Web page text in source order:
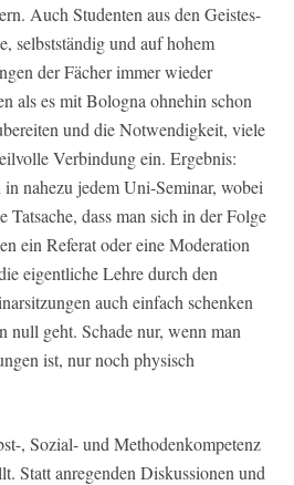
Auch Studenten aus den Geistes-
selbstständig und auf hohem
der Fächer immer wieder
als es mit Bologna ohnehin schon
und die Notwendigkeit, viele
Verbindung ein. Ergebnis:
nahezu jedem Uni-Seminar, wobei
dass man sich in der Folge
ein Referat oder eine Moderation
eigentliche Lehre durch den
auch einfach schenken
null geht. Schade nur, wenn man
ist, nur noch physisch
, Sozial- und Methodenkompetenz
Statt anregenden Diskussionen und